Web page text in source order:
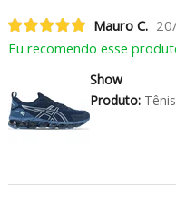
Mauro C.
Eu recomendo esse
Show
Produto:Tênis